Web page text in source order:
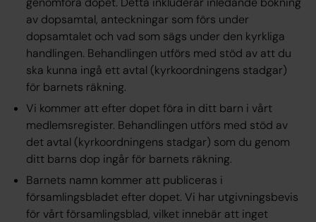
av dopsamtal, anteckningar som förs under
dopsamtalet och vad som sägs under den kyrkliga
handlingen. Behandlingen utförs med stöd av att du
ska kunna ingå ett avtal (kyrkoordningens stadgar)
för barnets räkning.
Vi kommer att efter dopet föra in ditt barn i vårt
medlemsregister. Behandlingen utförs med stöd av
det avtal (kyrkoordningens stadgar) som du genom
ditt barns dop ingår för barnets räkning.
Barnets namn kommer att publiceras i
församlingsbladet efter dopet. Vi har utgivningsbevis
för vårt församlingsblad, vilket innebär att inget